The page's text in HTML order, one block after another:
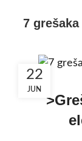
7
22
JUN